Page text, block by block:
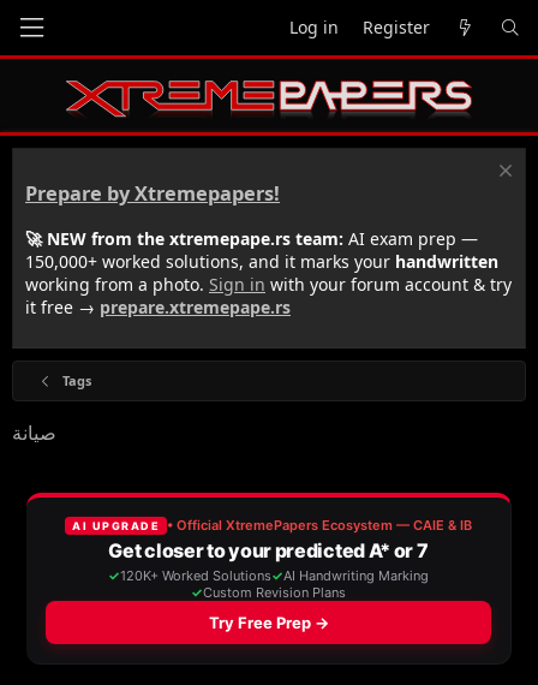
Log in Register
Prepare by Xtremepapers!
🚀 NEW from the xtremepape.rs team: AI exam prep —
150,000+ worked solutions, and it marks your handwritten
working from a photo. Sign in with your forum account & try
it free → prepare.xtremepape.rs
Tags
صيانة